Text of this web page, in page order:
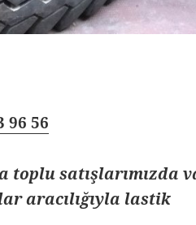
96 56
toplu satışlarımızda
aracılığıyla lastik